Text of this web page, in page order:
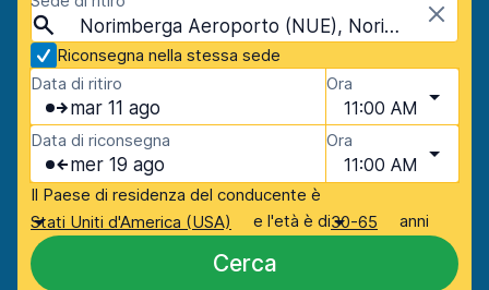
Norimberga Aeroporto (NUE), Norimberga, Germania
Riconsegna nella stessa sede
Data di ritiro
mar 11 ago
Ora
11:00 AM
Data di riconsegna
mer 19 ago
Ora
11:00 AM
Il Paese di residenza del conducente è
Stati Uniti d'America (USA)
e l'età è di30-65 anni
Cerca